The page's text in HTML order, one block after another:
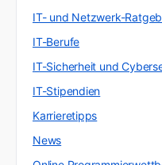
IT- und Netzwerk-
IT-Berufe
IT-Sicherheit und
IT-Stipendien
Karrieretipps
News